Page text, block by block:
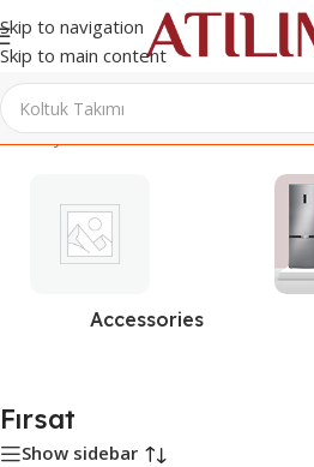
Skip to navigation
Skip to main content
Ana Sayfa/Ürünler “Fırsat” olarak
Accessories
Fırsat
Show sidebar